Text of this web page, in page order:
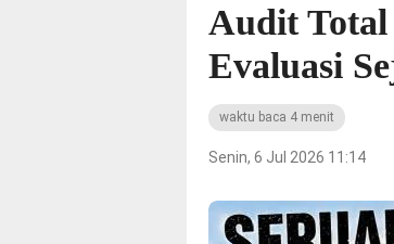
Audit Total
Evaluasi
waktu baca 4 menit
Senin, 6 Jul 2026 11:14